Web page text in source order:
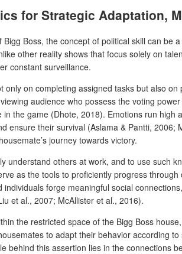
for Strategic Adaptation,
Boss, the concept of political skill can
other reality shows that focus solely on
constant surveillance.
only on completing assigned tasks but also
audience who possess the voting
the game (Dhote, 2018). Emotions run
ensure their survival (Aslama & Pantti,
journey towards victory.
understand others at work, and to use such
as the tools to proficiently progress
individuals forge meaningful social
et al., 2007; McAllister et al., 2016).
the restricted space of the Bigg Boss
to adapt their behavior according
behind this assertion lies in the connections